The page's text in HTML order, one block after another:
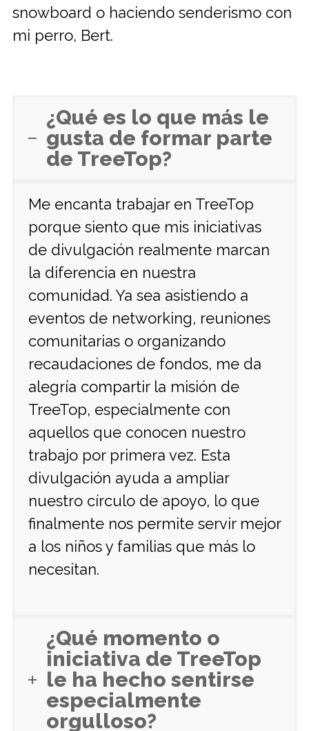
snowboard o haciendo senderismo con
mi perro, Bert.
¿Qué es lo que más le
gusta de formar parte
de TreeTop?
Me encanta trabajar en TreeTop
porque siento que mis iniciativas
de divulgación realmente marcan
la diferencia en nuestra
comunidad. Ya sea asistiendo a
eventos de networking, reuniones
comunitarias o organizando
recaudaciones de fondos, me da
alegría compartir la misión de
TreeTop, especialmente con
aquellos que conocen nuestro
trabajo por primera vez. Esta
divulgación ayuda a ampliar
nuestro círculo de apoyo, lo que
finalmente nos permite servir mejor
a los niños y familias que más lo
necesitan.
¿Qué momento o
iniciativa de TreeTop
le ha hecho sentirse
especialmente
orgulloso?